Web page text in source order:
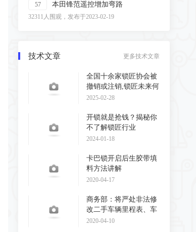
57 本田锋范遥控增加弯路
32311人围观，发布于2023-02-19
技术文章 更多技术文章
全国十余家锁匠协会被
撤销或注销,锁匠未来何
去何从?
2025-02-28
开锁就是抢钱？揭秘你
不了解锁匠行业
2024-01-18
卡巴锁开启后生胶带填
料方法讲解
2020-04-17
商务部：将严处非法修
改二手车辆里程表、车
辆识别代码和发动
2020-04-10